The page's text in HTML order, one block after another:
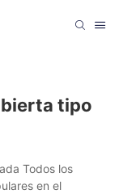
tipo
Todos los
en el